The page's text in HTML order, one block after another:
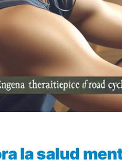
la salud